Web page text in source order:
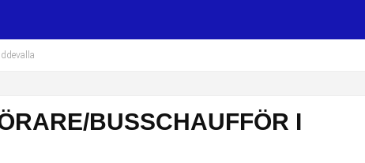
BUSSCHAUFFÖR I